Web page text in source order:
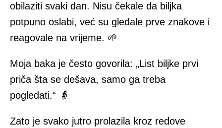
obilaziti svaki dan. Nisu čekale da biljka
potpuno oslabi, već su gledale prve znakove i
reagovale na vrijeme. 🌱
Moja baka je često govorila: „List biljke prvi
priča šta se dešava, samo ga treba
pogledati.“ 👵
Zato je svako jutro prolazila kroz redove